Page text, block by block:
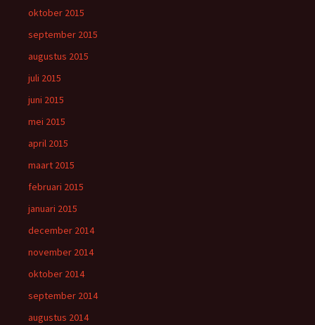
oktober 2015
september 2015
augustus 2015
juli 2015
juni 2015
mei 2015
april 2015
maart 2015
februari 2015
januari 2015
december 2014
november 2014
oktober 2014
september 2014
augustus 2014